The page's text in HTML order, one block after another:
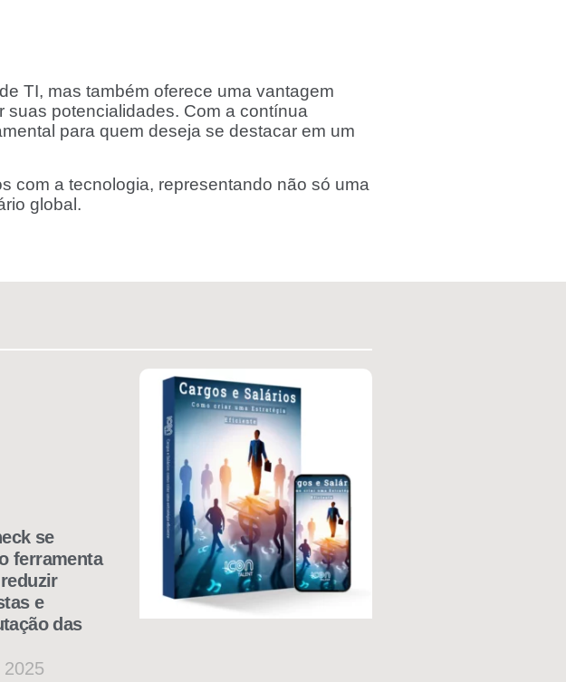
TI, mas também oferece uma vantagem
potencialidades. Com a contínua
para quem deseja se destacar em um
com a tecnologia, representando não só uma
global.
se
ferramenta
e
das